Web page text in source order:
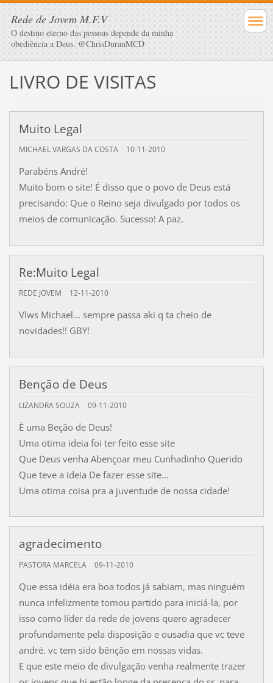
Rede de Jovem M.F.V
O destino eterno das pessoas depende da minha
obediência a Deus. @ChrisDuranMCD
LIVRO DE VISITAS
Muito Legal
MICHAEL VARGAS DA COSTA 10-11-2010
Parabéns André!
Muito bom o site! É disso que o povo de Deus está
precisando: Que o Reino seja divulgado por todos os
meios de comunicação. Sucesso! A paz.
Re:Muito Legal
REDE JOVEM 12-11-2010
Vlws Michael... sempre passa aki q ta cheio de
novidades!! GBY!
Benção de Deus
LIZANDRA SOUZA 09-11-2010
È uma Beção de Deus!
Uma otima ideia foi ter feito esse site
Que Deus venha Abençoar meu Cunhadinho Querido
Que teve a ideia De fazer esse site...
Uma otima coisa pra a juventude de nossa cidade!
agradecimento
PASTORA MARCELA 09-11-2010
Que essa idéia era boa todos já sabiam, mas ninguém
nunca infelizmente tomou partido para iniciá-la, por
isso como líder da rede de jovens quero agradecer
profundamente pela disposição e ousadia que vc teve
andré. vc tem sido bênção em nossas vidas.
E que este meio de divulgação venha realmente trazer